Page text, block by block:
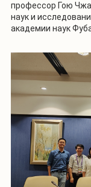
профессор Гою
наук и
академии наук